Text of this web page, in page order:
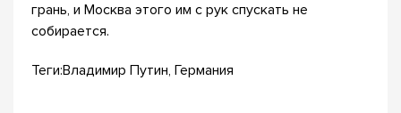
грань, и Москва этого им с рук спускать не
собирается.
Теги:Владимир Путин, Германия